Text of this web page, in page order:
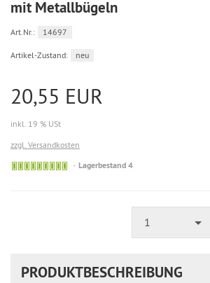
mit Metallbügeln
Art.Nr.: 14697
Artikel-Zustand: neu
20,55 EUR
inkl. 19 % USt
zzgl. Versandkosten
Lagerbestand 4
1
PRODUKTBESCHREIBUNG